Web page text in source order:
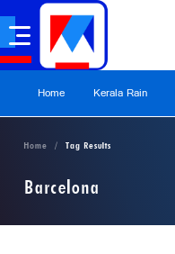
Home Kerala Rain
Home Tag Results
Barcelona